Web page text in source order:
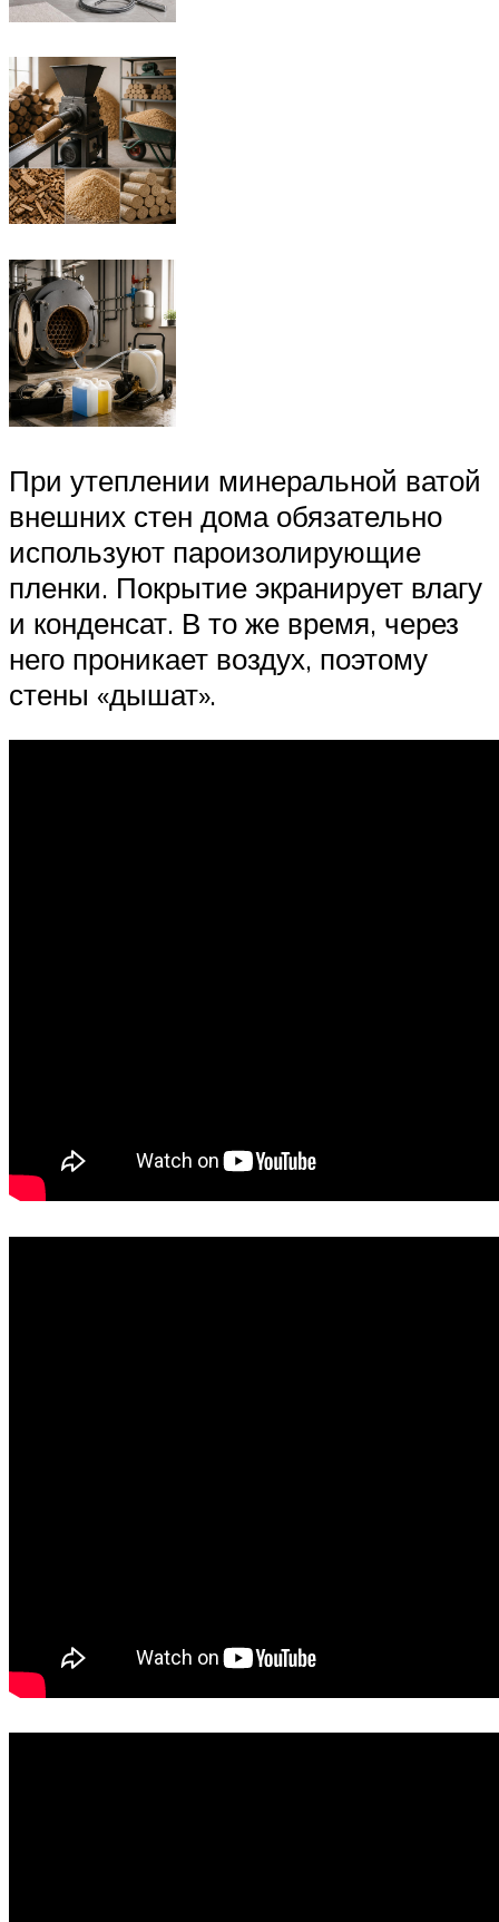
При утеплении минеральной ватой
внешних стен дома обязательно
используют пароизолирующие
пленки. Покрытие экранирует влагу
и конденсат. В то же время, через
него проникает воздух, поэтому
стены «дышат».